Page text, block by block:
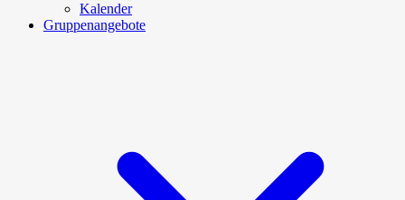
Kalender
Gruppenangebote